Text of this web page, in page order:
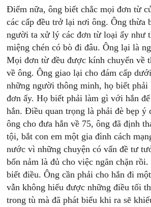
Điểm nữa, ông biết chắc mọi đơn từ
các cấp đều trở lại nơi ông. Ông thừa
người ta xử lý các đơn từ loại ấy như
miệng chén có bò đi đâu. Ông lại là
Mọi đơn từ đều được kính chuyển về
về ông. Ông giao lại cho đám cấp
những người thông minh, họ biết
đơn ấy. Họ biết phải làm gì với hắn
hắn. Điều quan trọng là phải đè bẹp ý
ông cho đưa hắn về 75, ông đã định
tội, bắt con em một gia đình cách
nước vì những chuyện có vấn đề tư
bốn nảm là đủ cho việc ngăn chặn
biết điều. Ông cần phải cho hắn đi
vẫn không hiểu được những điều tối
trong tù mà đã phát biểu khi ra sẽ